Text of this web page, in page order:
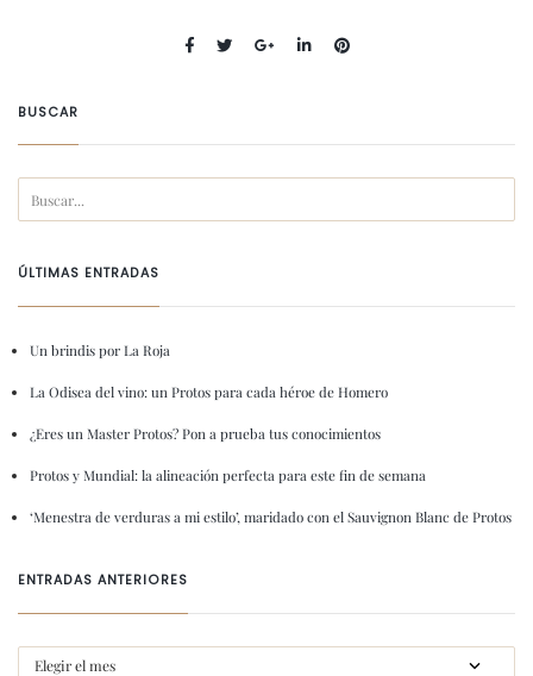
BUSCAR
ÚLTIMAS ENTRADAS
Un brindis por La Roja
La Odisea del vino: un Protos para cada héroe de Homero
¿Eres un Master Protos? Pon a prueba tus conocimientos
Protos y Mundial: la alineación perfecta para este fin de semana
‘Menestra de verduras a mi estilo’, maridado con el Sauvignon Blanc de Protos
ENTRADAS ANTERIORES